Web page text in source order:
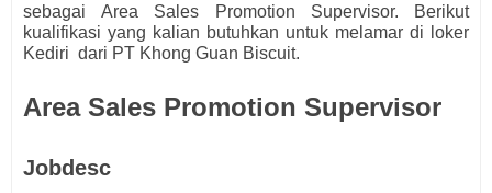
sebagaiArea Sales Promotion Supervisor.
Berikut
kualifikasi yang kalian butuhkan untuk melamar di loker
Kediri dari PT Khong Guan Biscuit.
Area Sales Promotion Supervisor
Jobdesc